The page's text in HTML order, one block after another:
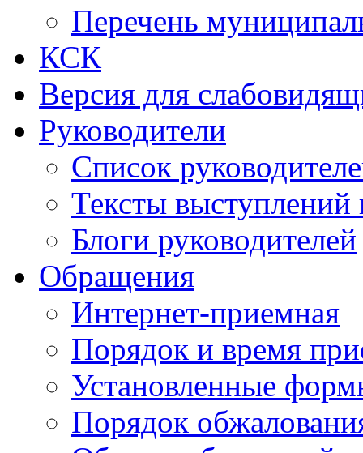
Перечень
КСК
Версия для
Руководители
Список
Тексты выступлений
Блоги руководителей
Обращения
Интернет-приемная
Порядок и время
Установленные
Порядок